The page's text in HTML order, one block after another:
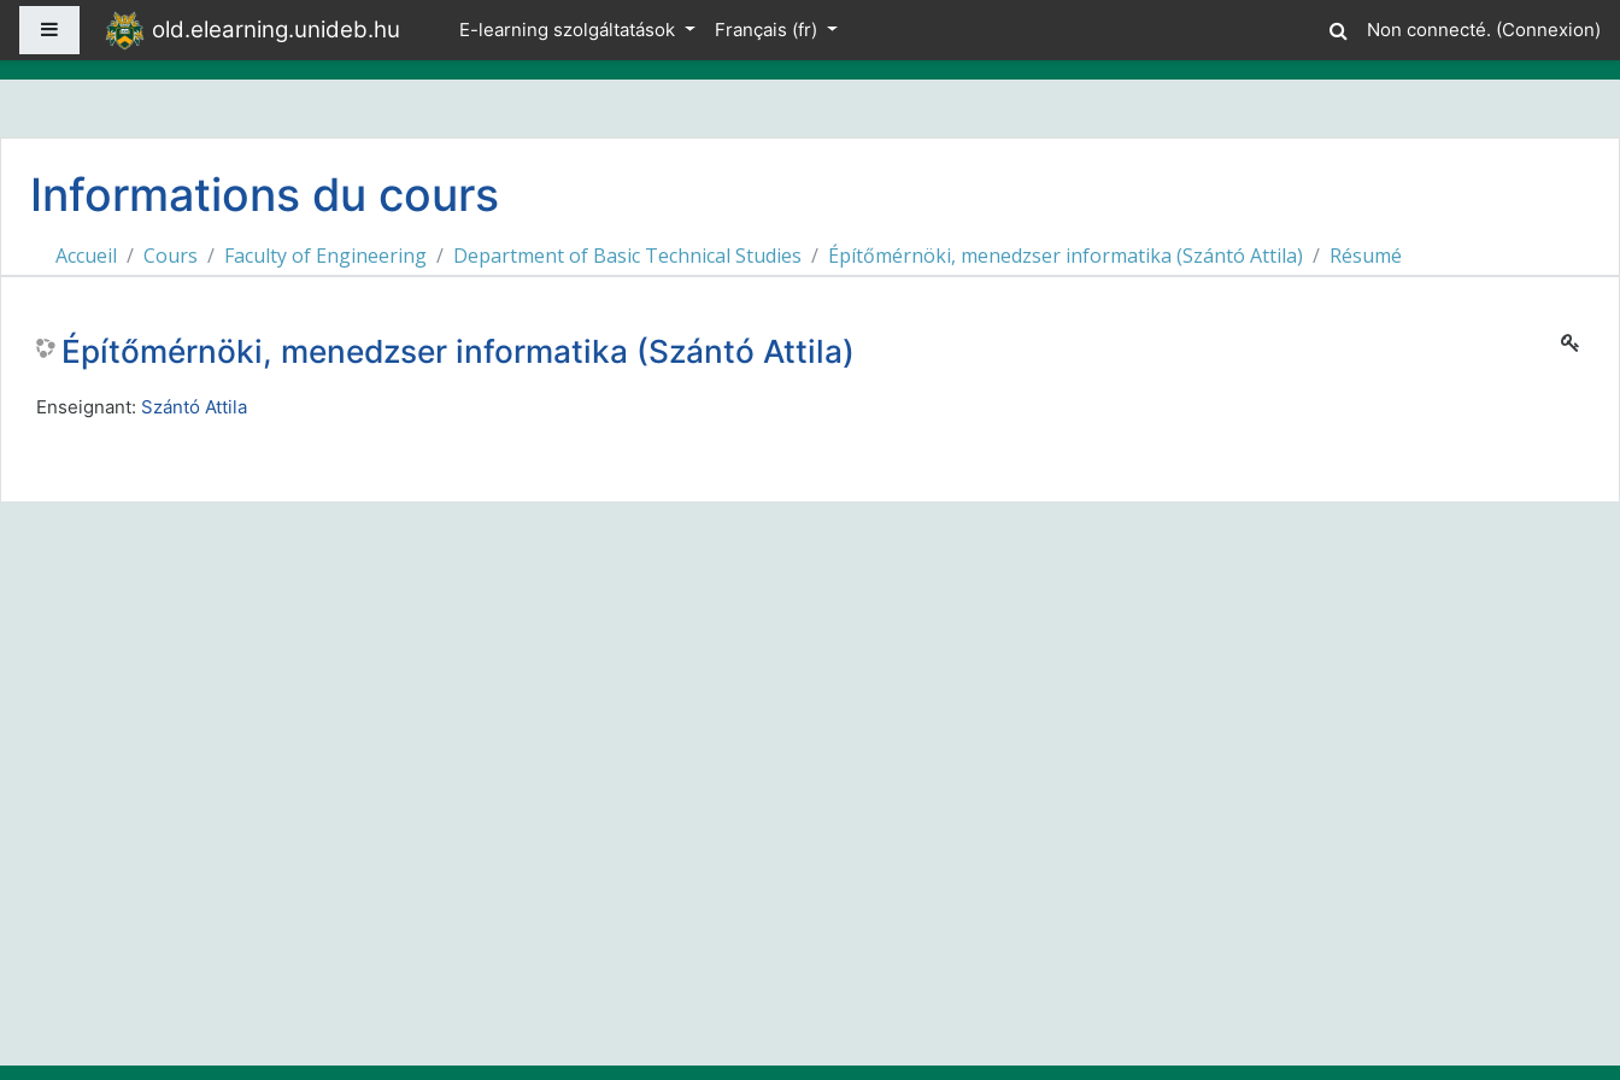
Passer au contenu principal
Panneau latéralold.elearning.unideb.hu E-learning szolgáltatások Français ‎(fr)‎ Non connecté. (Connexion)
Informations du cours
Accueil Cours Faculty of Engineering Department of Basic Technical Studies Építőmérnöki, menedzser informatika (Szántó Attila) Résumé
Építőmérnöki, menedzser informatika (Szántó Attila)
Enseignant: Szántó Attila